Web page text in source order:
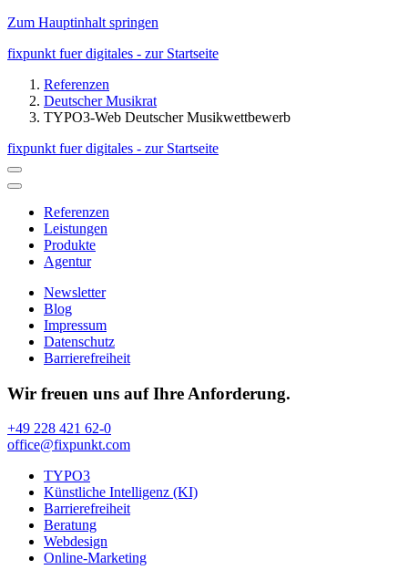
Zum Hauptinhalt springen
fixpunkt fuer digitales - zur Startseite
Referenzen
Deutscher Musikrat
TYPO3-Web Deutscher Musikwettbewerb
fixpunkt fuer digitales - zur Startseite
Referenzen
Leistungen
Produkte
Agentur
Newsletter
Blog
Impressum
Datenschutz
Barrierefreiheit
Wir freuen uns auf Ihre Anforderung.
+49 228 421 62-0
office@fixpunkt.com
TYPO3
Künstliche Intelligenz (KI)
Barrierefreiheit
Beratung
Webdesign
Online-Marketing